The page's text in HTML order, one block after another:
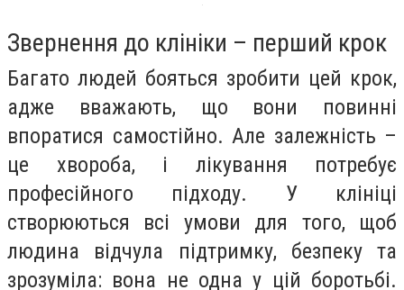
Звернення до клініки – перший крок
Багато людей бояться зробити цей крок,
адже вважають, що вони повинні
впоратися самостійно. Але залежність –
це хвороба, і лікування потребує
професійного підходу. У клініці
створюються всі умови для того, щоб
людина відчула підтримку, безпеку та
зрозуміла: вона не одна у цій боротьбі.